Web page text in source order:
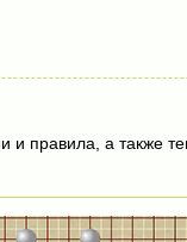
правила, а также